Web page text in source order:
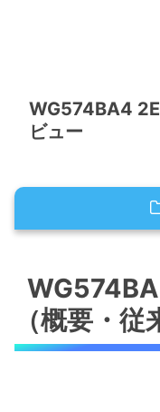
WG574BA4
ビュー
との違い）
製品概要
従来モデル
（概要・